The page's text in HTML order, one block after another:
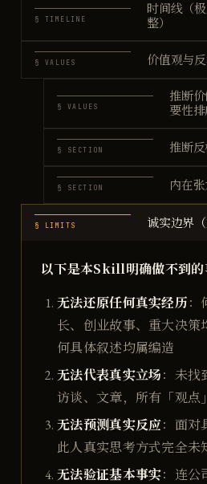
§ TIMELINE
时间线（
整）
§ VALUES 价值观与
§ VALUES
推断
要性排
§ SECTION 推断
§ SECTION 内在张
§ LIMITS 诚实边界（
以下是本Skill明确做不到的
无法还原任何真实经历：
长、创业故事、重大决策
何具体叙述均属编造
无法代表真实立场：未找
访谈、文章，所有「观点
无法预测真实反应：面对
此人真实思考方式完全未
无法验证基本事实：连公